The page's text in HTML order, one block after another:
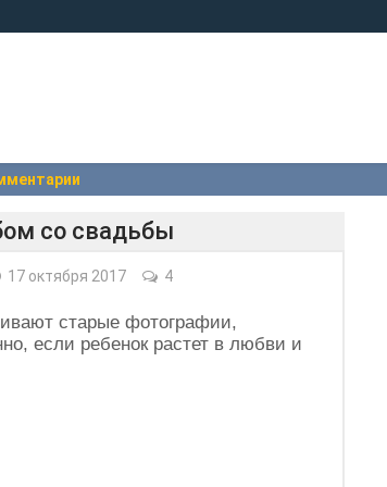
со свадьбы
17 октября 2017 4
старые фотографии,
если ребенок растет в любви и